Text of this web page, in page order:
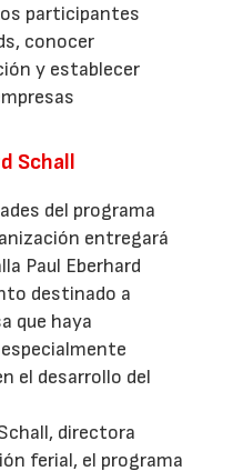
participantes
conocer
y establecer
Schall
del programa
entregará
Paul Eberhard
destinado a
que haya
el desarrollo del
directora
ferial, el programa